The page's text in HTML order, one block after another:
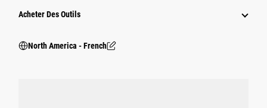
Acheter Des Outils
North America - French